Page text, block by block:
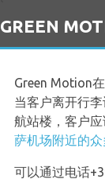
GREEN
Green Motion在
当客户离开行
航站楼，客户
萨机场附近的
可以通过电话